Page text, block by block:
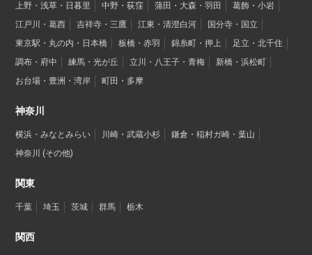
上野・浅草・日暮里
中野・荻窪 蒲田・大森・羽田
葛飾・小岩
江戸川・葛西
吉祥寺・三鷹 江東・清澄白河
国分寺・国立
東京駅・丸の内・日本橋
板橋・赤羽 錦糸町・押上
足立・北千住
調布・府中
練馬・光が丘 立川・八王子・青梅
新橋・浜松町
お台場・豊洲・湾岸
町田・多摩
神奈川
横浜・みなとみらい 川崎・武蔵小杉
鎌倉・稲村ガ崎・葉山
神奈川 (その他)
関東
千葉 埼玉 茨城 群馬 栃木
関西